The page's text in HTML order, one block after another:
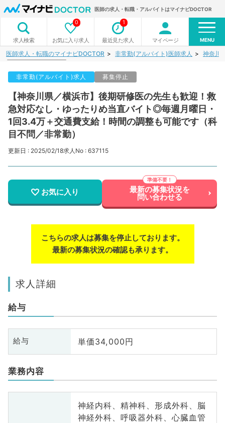
医師の求人・転職・アルバイトはマイナビDOCTOR
求人検索 お気に入り求人
0
最近見た求人
1
マイページ MENU
医師求人・転職のマイナビDOCTOR 非常勤(アルバイト)医師求人 神奈川
非常勤(アルバイト)求人 募集停止
【神奈川県／横浜市】後期研修医の先生も歓迎！救
急対応なし・ゆったりめ当直バイト◎毎週月曜日・
1回3.4万＋交通費支給！時間の調整も可能です（科
目不問／非常勤）
更新日 : 2025/02/18求人No : 637115
お気に入り 最新の募集状況を
問い合わせる
こちらの求人は募集を停止しております。
最新の募集状況の確認も承ります。
求人詳細
給与
給与 単価34,000円
業務内容
神経内科、精神科、形成外科、脳
神経外科、呼吸器外科、心臓血管